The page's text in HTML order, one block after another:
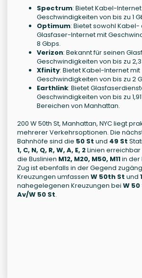
Spectrum: Bietet Kabel-
Geschwindigkeiten von bis zu 1
Optimum: Bietet sowohl Kabel-
Glasfaser-Internet mit
8 Gbps.
Verizon: Bekannt für seinen
Geschwindigkeiten von bis zu
Xfinity: Bietet Kabel-Internet mit
Geschwindigkeiten von bis zu 2
Earthlink: Bietet
Geschwindigkeiten von bis zu
Bereichen von Manhattan.
200 W 50th St, Manhattan, NYC liegt
mehrerer Verkehrsoptionen. Die
Bahnhöfe sind die 50 St und 49 St
1, C, N, Q, R, W, A, E, 2Linien
die Buslinien M12, M20, M50, M11in der
Zug ist ebenfalls in der Gegend
Kreuzungen umfassen W 50th St und
nahegelegenen Kreuzungen bei W 50
Av/W 50 St.